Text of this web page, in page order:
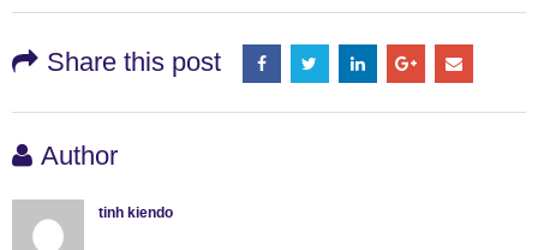
Share this post
Author
tinh kiendo